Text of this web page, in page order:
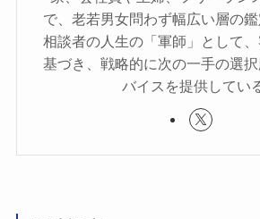
で、老若男女問わず幅広い層の鑑
相談者の人生の「軍師」として
基づき、戦略的に次の一手の選
バイスを提供してい